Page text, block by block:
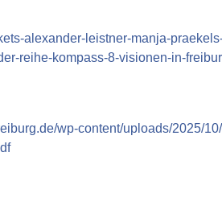
alexander-leistner-manja-
reihe-kompass-8-visionen-in-
wp-content/uploads/2025/